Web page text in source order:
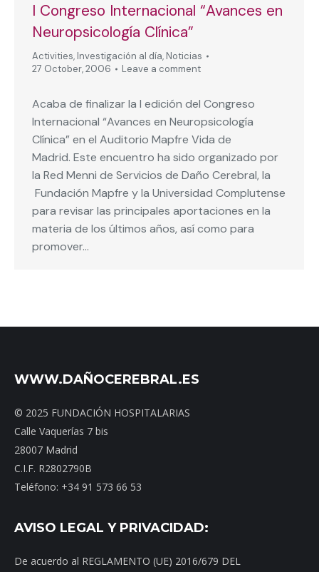
I Congreso Internacional “Avances en
Neuropsicología Clínica”
Activities, Investigación al día, Noticias
27 October, 2006
Leave a comment
Acaba de finalizar la I edición del Congreso
Internacional “Avances en Neuropsicología
Clínica” en el Auditorio Mapfre Vida de
Madrid. Este encuentro ha sido organizado por
la Red Menni de Servicios de Daño Cerebral, la
Fundación Mapfre y la Universidad Complutense
para revisar las principales aportaciones en la
materia de los últimos años, así como para
promover…
WWW.DAÑOCEREBRAL.ES
© 2025 FUNDACIÓN HOSPITALARIAS
Calle Vaquerías 7 bis
28007 Madrid
C.I.F. R2802790B
Teléfono: +34 91 573 66 53
AVISO LEGAL Y PRIVACIDAD:
De acuerdo al REGLAMENTO (UE) 2016/679 DEL